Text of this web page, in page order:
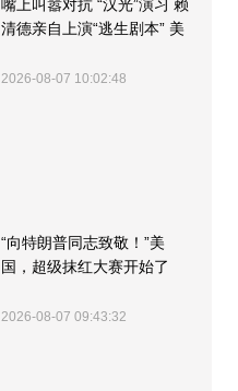
嘴上叫嚣对抗 “汉光”演习 赖
清德亲自上演“逃生剧本” 美
2026-08-07 10:02:48
“向特朗普同志致敬！”美
国，超级抹红大赛开始了
2026-08-07 09:43:32